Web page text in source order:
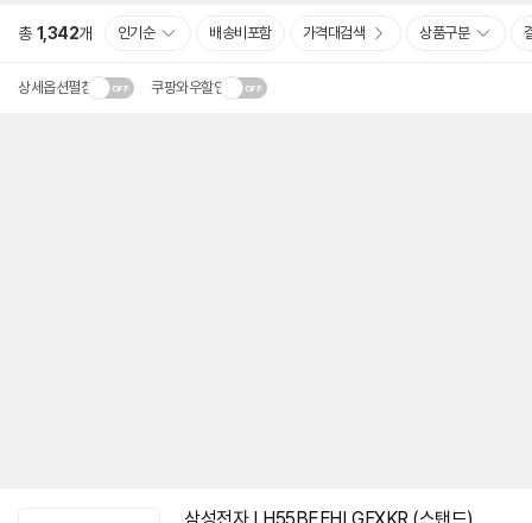
총 1,342개 인기순 배송비포함 가격대검색 상품구분
상세옵션펼침 쿠팡와우할인